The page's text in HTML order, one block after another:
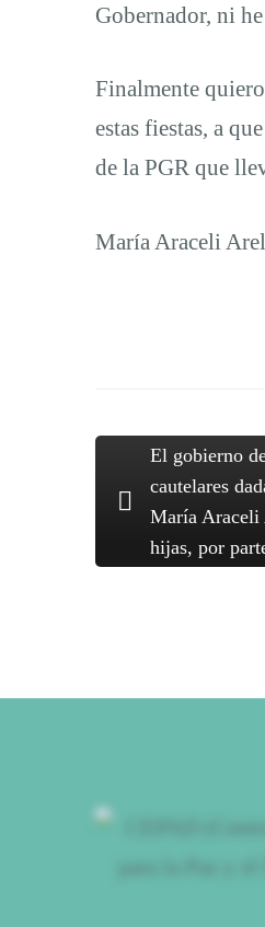
Gobernador, ni
Finalmente
estas fiestas, a
de la PGR que
María Araceli
El gobierno
cautelares
María Araceli
hijas, por